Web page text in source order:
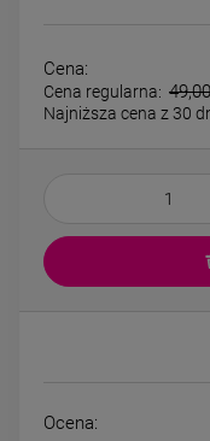
Cena:
Cena regularna:
Najniższa cena z 30
Ocena: